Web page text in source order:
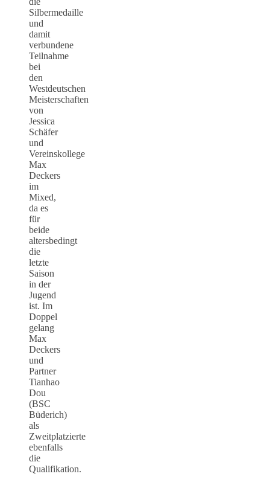
Silbermedaille
und
damit
verbundene
Teilnahme
bei
den
Westdeutschen
Meisterschaften
von
Jessica
Schäfer
und
Vereinskollege
Max
Deckers
im
Mixed,
da es
für
beide
altersbedingt
die
letzte
Saison
in der
Jugend
ist. Im
Doppel
gelang
Max
Deckers
und
Partner
Tianhao
Dou
(BSC
Büderich)
als
Zweitplatzierte
ebenfalls
die
Qualifikation.